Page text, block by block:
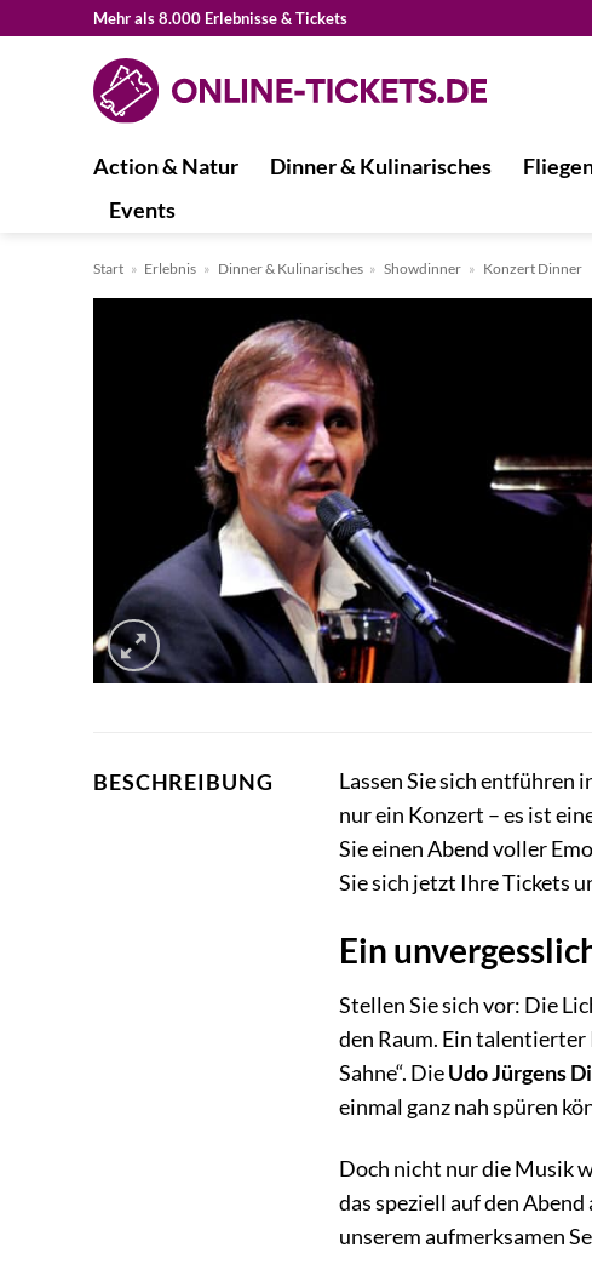
Mehr als 8.000 Erlebnisse & Tickets
Action & Natur Dinner & Kulinarisches
Events
Start » Erlebnis » Dinner & Kulinarisches » Showdinner » Konzert Dinner
BESCHREIBUNG Lassen Sie sich entführen
nur ein Konzert – es ist
Sie einen Abend voller
Sie sich jetzt Ihre Tickets
Ein
Stellen Sie sich vor: Die
den Raum. Ein
Sahne“. DieUdo Jürgens
einmal ganz nah spüren
Doch nicht nur die Musik
das speziell auf den
unserem aufmerksamen